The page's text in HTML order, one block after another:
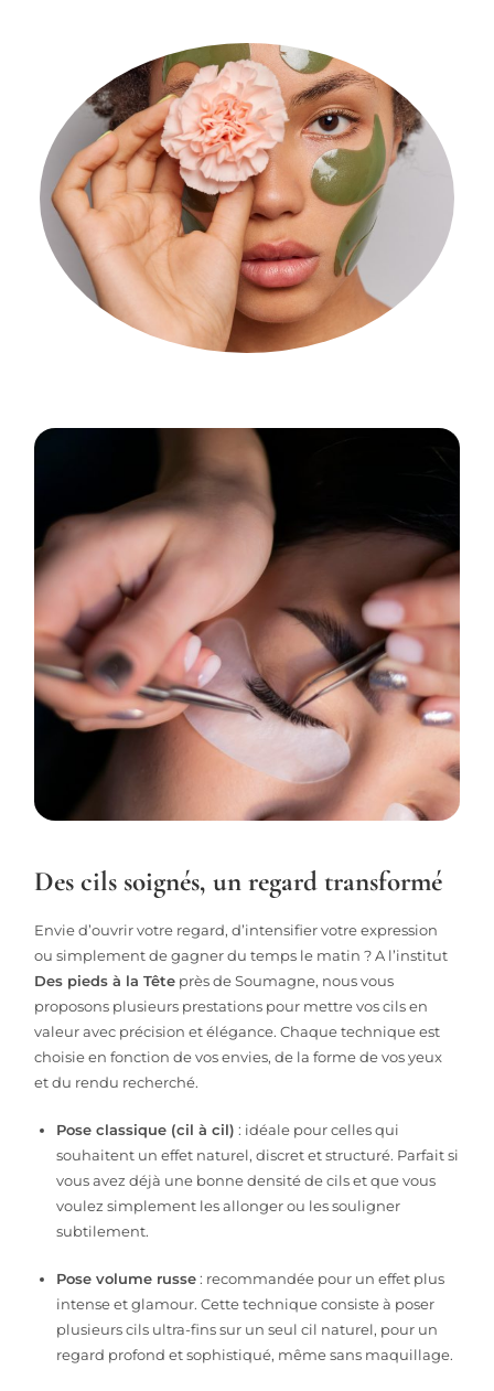
Des cils soignés, un regard transformé
Envie d’ouvrir votre regard, d’intensifier votre expression
ou simplement de gagner du temps le matin ? A l’institut
Des pieds à la Tête près de Soumagne, nous vous
proposons plusieurs prestations pour mettre vos cils en
valeur avec précision et élégance. Chaque technique est
choisie en fonction de vos envies, de la forme de vos yeux
et du rendu recherché.
Pose classique (cil à cil) : idéale pour celles qui
souhaitent un effet naturel, discret et structuré. Parfait si
vous avez déjà une bonne densité de cils et que vous
voulez simplement les allonger ou les souligner
subtilement.
Pose volume russe: recommandée pour un effet plus
intense et glamour. Cette technique consiste à poser
plusieurs cils ultra-fins sur un seul cil naturel, pour un
regard profond et sophistiqué, même sans maquillage.